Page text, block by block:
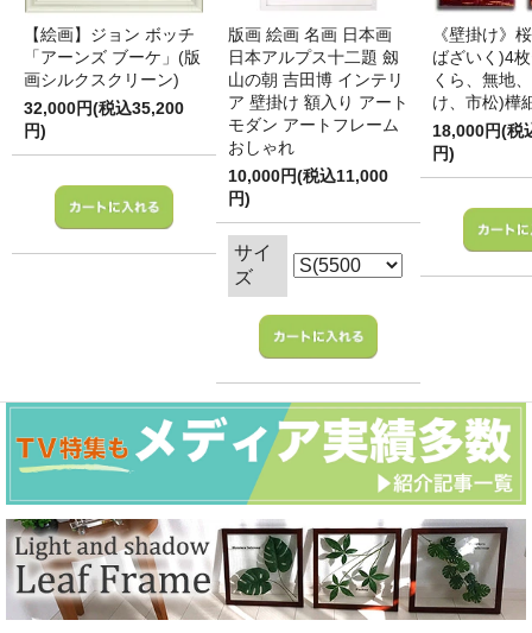
【絵画】ジョン ボッチ
「アーンズ ブーケ」(版
画シルクスクリーン)
32,000円(税込35,200
円)
版画 絵画 名画 日本画
日本アルプス十二題 劔
山の朝 吉田博 インテリ
ア 壁掛け 額入り アート
モダン アートフレーム
おしゃれ
10,000円(税込11,000
円)
サイ
ズ
《壁掛け》
ばざいく)4
くら、無地
け、市松)樺
18,000円(税
円)